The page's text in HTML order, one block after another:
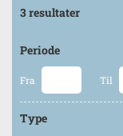
3 resultater
Periode
Fra Til
Type